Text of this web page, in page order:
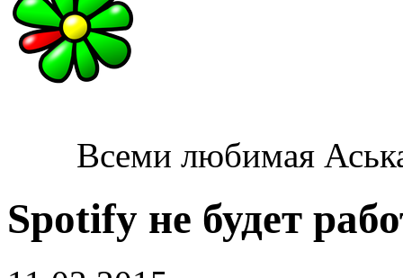
Всеми любимая
Spotify не будет